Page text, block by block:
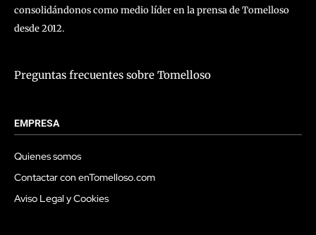
consolidándonos como medio líder en la prensa de Tomelloso
desde 2012.
Preguntas frecuentes sobre Tomelloso
EMPRESA
Quienes somos
Contactar con enTomelloso.com
Aviso Legal y Cookies